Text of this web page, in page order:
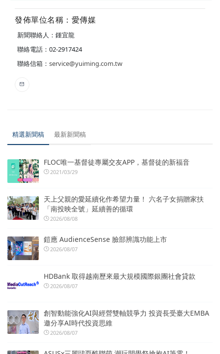
發佈單位名稱：愛傳媒
新聞聯絡人：鍾宜龍
聯絡電話：02-2917424
聯絡信箱： service@yuiming.com.tw
精選新聞稿 最新新聞稿
FLOC唯一基督徒專屬交友APP，基督徒的新福音
2021/03/29
天上父親的愛延續化作希望力量！ 六名子女捐贈家扶
「南投映全號」延續善的循環
2026/08/08
鎧應 AudienceSense 臉部辨識功能上市
2026/08/07
HDBank 取得越南歷來最大規模國際銀團社會貸款
2026/08/07
創智動能強化AI與經營雙軸競爭力 投資長受臺大EMBA
邀分享AI時代投資思維
2026/08/07